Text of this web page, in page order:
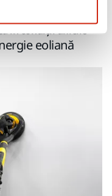
în condiții dificile
eoliană